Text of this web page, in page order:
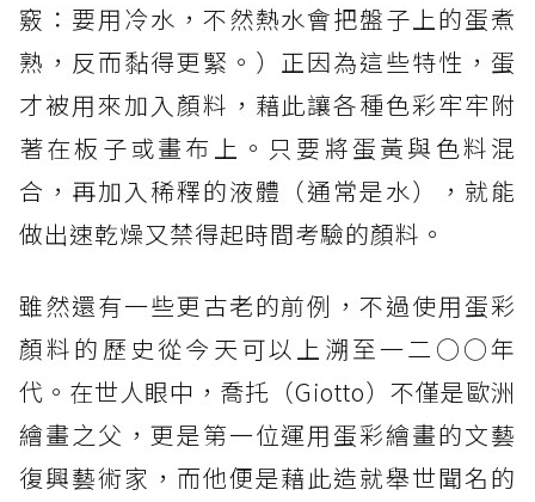
竅：要用冷水，不然熱水會把盤子上的蛋煮
熟，反而黏得更緊。）正因為這些特性，蛋
才被用來加入顏料，藉此讓各種色彩牢牢附
著在板子或畫布上。只要將蛋黃與色料混
合，再加入稀釋的液體（通常是水），就能
做出速乾燥又禁得起時間考驗的顏料。
雖然還有一些更古老的前例，不過使用蛋彩
顏料的歷史從今天可以上溯至一二○○年
代。在世人眼中，喬托（Giotto）不僅是歐洲
繪畫之父，更是第一位運用蛋彩繪畫的文藝
復興藝術家，而他便是藉此造就舉世聞名的